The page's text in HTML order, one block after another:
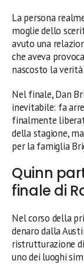
La persona
moglie dello
avuto una
che aveva
nascosto la
Nel finale, Dan
inevitabile: fa
finalmente
della stagione,
per la famiglia
Quinn
finale di
Nel corso della
denaro dalla
ristrutturazione di
uno dei luoghi